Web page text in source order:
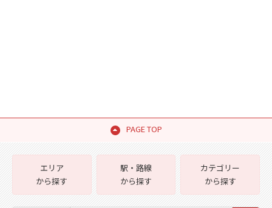
PAGE TOP
エリア
から探す
駅・路線
から探す
カテゴリー
から探す